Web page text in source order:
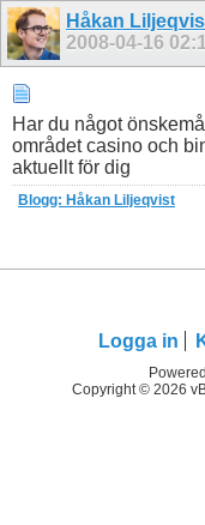
Håkan
2008-04-16
Har du något
området casino och
aktuellt för dig
Blogg: Håkan Liljeqvist
Logga in
Copyright © 2026